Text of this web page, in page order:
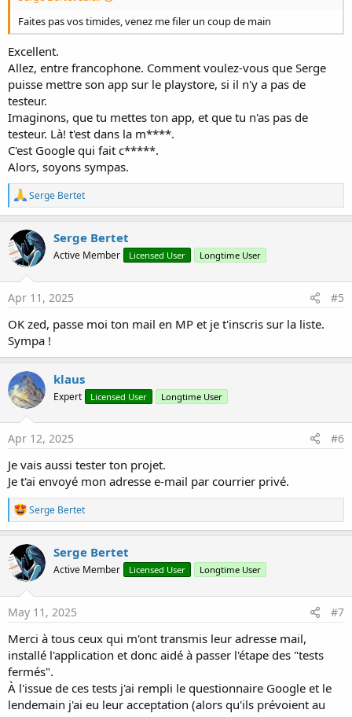
Faites pas vos timides, venez me filer un coup de main
Excellent.
Allez, entre francophone. Comment voulez-vous que Serge
puisse mettre son app sur le playstore, si il n'y a pas de
testeur.
Imaginons, que tu mettes ton app, et que tu n'as pas de
testeur. Là! t'est dans la m****.
C'est Google qui fait c*****.
Alors, soyons sympas.
R
e
a
c
t
i
o
n
s
Serge Bertet
Serge Bertet
Active Member Licensed User Longtime User
Apr 11, 2025 #5
OK zed, passe moi ton mail en MP et je t'inscris sur la liste.
Sympa !
klaus
Expert Licensed User Longtime User
Apr 12, 2025 #6
Je vais aussi tester ton projet.
Je t'ai envoyé mon adresse e-mail par courrier privé.
R
e
a
c
t
i
o
n
s
Serge Bertet
Serge Bertet
Active Member Licensed User Longtime User
May 11, 2025 #7
Merci à tous ceux qui m'ont transmis leur adresse mail,
installé l'application et donc aidé à passer l'étape des "tests
fermés".
À l'issue de ces tests j'ai rempli le questionnaire Google et le
lendemain j'ai eu leur acceptation (alors qu'ils prévoient au